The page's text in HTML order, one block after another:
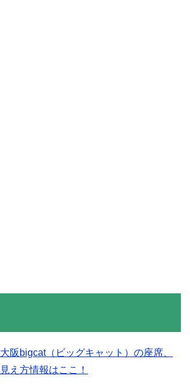
大阪bigcat（ビッグキャット）の座席、
見え方情報はここ！